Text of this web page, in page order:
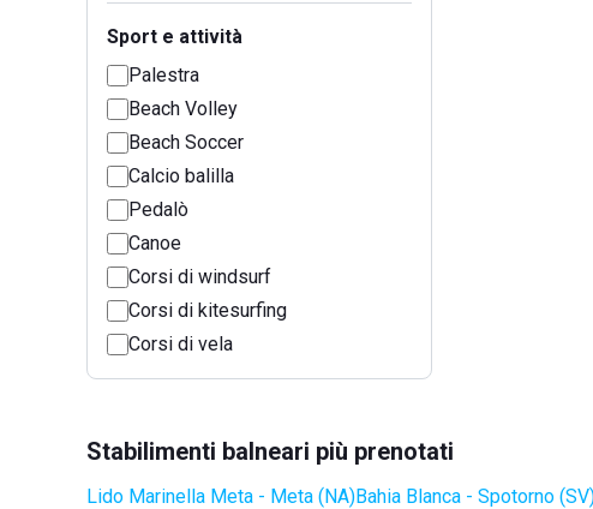
Sport e attività
Palestra
Beach Volley
Beach Soccer
Calcio balilla
Pedalò
Canoe
Corsi di windsurf
Corsi di kitesurfing
Corsi di vela
Stabilimenti balneari più prenotati
Lido Marinella Meta - Meta (NA)Bahia Blanca - Spotorno